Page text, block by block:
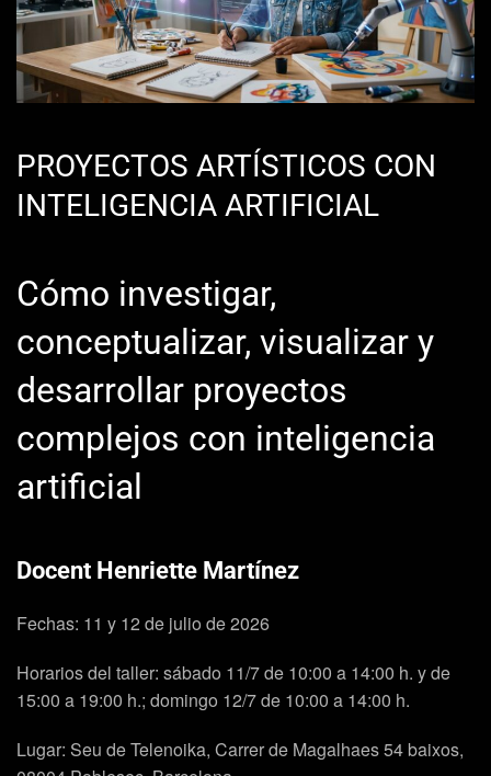
PROYECTOS ARTÍSTICOS CON
INTELIGENCIA ARTIFICIAL
Cómo investigar,
conceptualizar, visualizar y
desarrollar proyectos
complejos con inteligencia
artificial
Docent Henriette Martínez
Fechas: 11 y 12 de julio de 2026
Horarios del taller: sábado 11/7 de 10:00 a 14:00 h. y de
15:00 a 19:00 h.; domingo 12/7 de 10:00 a 14:00 h.
Lugar: Seu de Telenoika, Carrer de Magalhaes 54 baixos,